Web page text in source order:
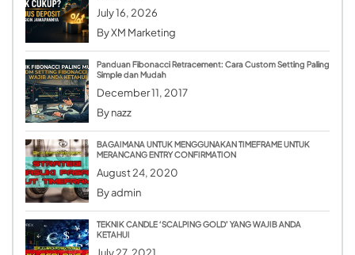
July 16, 2026
ByXM Marketing
Panduan Fibonacci Retracement: Cara Custom Setting Paling
Simple dan Mudah
December 11, 2017
Bynazz
BAGAIMANA UNTUK MENGGUNAKAN TIMEFRAME UNTUK
MERANCANG ENTRY CONFIRMATION
August 24, 2020
Byadmin
TEKNIK CANDLE ‘SCALPING GOLD’ YANG WAJIB ANDA
KETAHUI